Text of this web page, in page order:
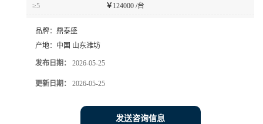
≥5 ￥ 124000 /台
品牌： 鼎泰盛
产地： 中国 山东潍坊
发布日期： 2026-05-25
更新日期： 2026-05-25
发送咨询信息